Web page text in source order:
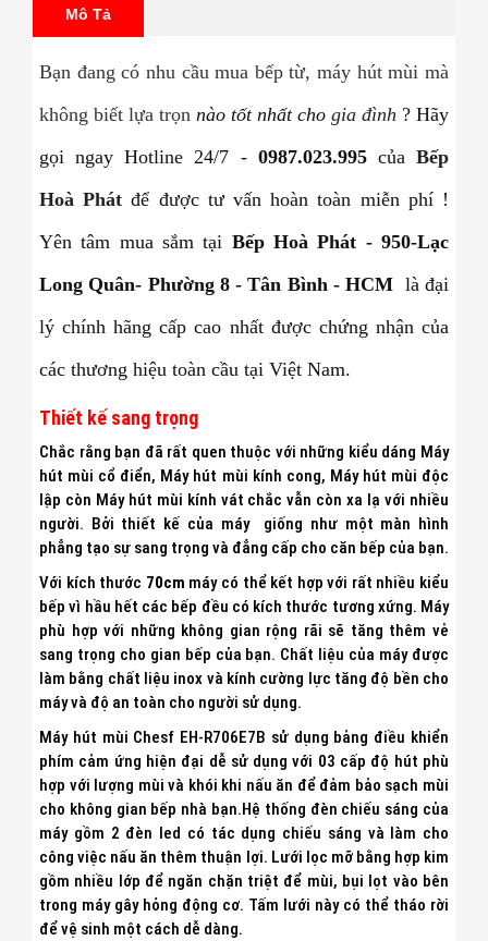
Mô Tả
Bạn đang có nhu cầu mua bếp từ, máy hút mùi mà
không biết lựa trọn nào tốt nhất cho gia đình ? Hãy
gọi ngay Hotline 24/7 -0987.023.995củaBếp
Hoà Phát để được tư vấn hoàn toàn miễn phí !
Yên tâm mua sắm tại Bếp Hoà Phát - 950-Lạc
Long Quân- Phường 8 - Tân Bình - HCM là đại
lý chính hãng cấp cao nhất được chứng nhận của
các thương hiệu toàn cầu tại Việt Nam.
Thiết kế sang trọng
Chắc rằng bạn đã rất quen thuộc với những kiểu dáng Máy
hút mùi cổ điển, Máy hút mùi kính cong, Máy hút mùi độc
lập còn Máy hút mùi kính vát chắc vẫn còn xa lạ với nhiều
người. Bởi thiết kế của máy giống như một màn hình
phẳng tạo sự sang trọng và đẳng cấp cho căn bếp của bạn.
Với kích thước 70cm máy có thể kết hợp với rất nhiều kiểu
bếp vì hầu hết các bếp đều có kích thước tương xứng. Máy
phù hợp với những không gian rộng rãi sẽ tăng thêm vẻ
sang trọng cho gian bếp của bạn. Chất liệu của máy được
làm bằng chất liệu inox và kính cường lực tăng độ bền cho
máy và độ an toàn cho người sử dụng.
Máy hút mùi Chesf EH-R706E7B sử dụng bảng điều khiển
phím cảm ứng hiện đại dễ sử dụng với 03 cấp độ hút phù
hợp với lượng mùi và khói khi nấu ăn để đảm bảo sạch mùi
cho không gian bếp nhà bạn.Hệ thống đèn chiếu sáng của
máy gồm 2 đèn led có tác dụng chiếu sáng và làm cho
công việc nấu ăn thêm thuận lợi. Lưới lọc mỡ bằng hợp kim
gồm nhiều lớp để ngăn chặn triệt để mùi, bụi lọt vào bên
trong máy gây hỏng động cơ. Tấm lưới này có thể tháo rời
để vệ sinh một cách dễ dàng.